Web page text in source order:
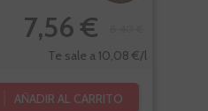
7,56 €
Te sale a 10,08 €/l
AÑADIR AL CARRITO